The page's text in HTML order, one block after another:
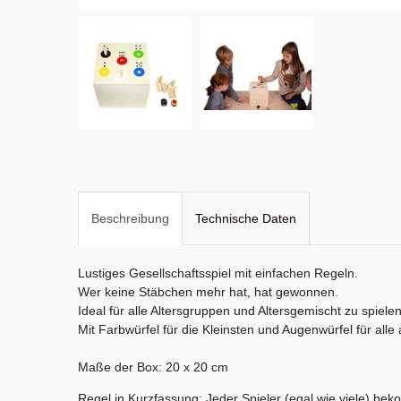
Beschreibung Technische Daten
Lustiges Gesellschaftsspiel mit einfachen Regeln.
Wer keine Stäbchen mehr hat, hat gewonnen.
Ideal für alle Altersgruppen und Altersgemischt zu spielen.
Mit Farbwürfel für die Kleinsten und Augenwürfel für alle
Maße der Box: 20 x 20 cm
Regel in Kurzfassung: Jeder Spieler (egal wie viele)